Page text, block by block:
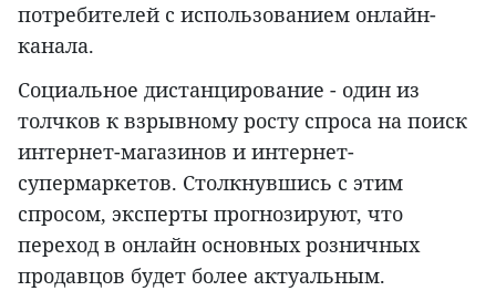
потребителей с использованием онлайн-
канала.
Социальное дистанцирование - один из
толчков к взрывному росту спроса на поиск
интернет-магазинов и интернет-
супермаркетов. Столкнувшись с этим
спросом, эксперты прогнозируют, что
переход в онлайн основных розничных
продавцов будет более актуальным.